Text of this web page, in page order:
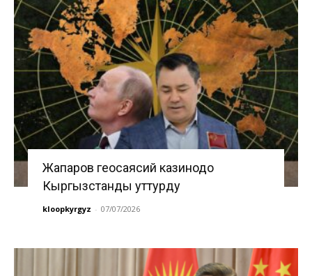
Жапаров геосаясий казинодо
Кыргызстанды уттурду
kloopkyrgyz - 07/07/2026